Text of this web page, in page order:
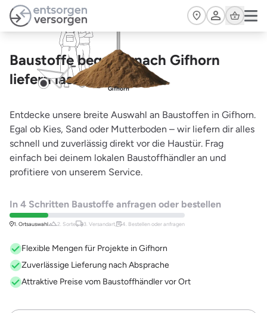
Zum Hauptinhalt springen
Cart
Baustoffe bequem nach Gifhorn
liefern lassen
Gifhorn
Entdecke unsere breite Auswahl an Baustoffen in Gifhorn.
Egal ob Kies, Sand oder Mutterboden – wir liefern dir alles
schnell und zuverlässig direkt vor die Haustür. Frag
einfach bei deinem lokalen Baustoffhändler an und
profitiere von unserem Service.
In 4 Schritten Baustoffe anfragen oder bestellen
1. Ortsauswahl 2. Sorte 3. Versandart, 4. Bestellen oder anfragen
Flexible Mengen für Projekte in Gifhorn
Zuverlässige Lieferung nach Absprache
Attraktive Preise vom Baustoffhändler vor Ort